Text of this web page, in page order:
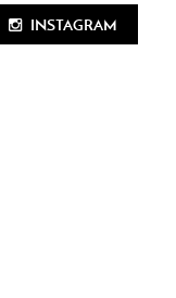
INSTAGRAM